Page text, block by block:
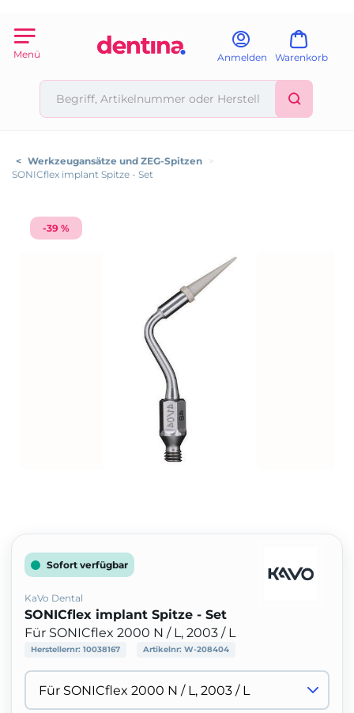
Menü Anmelden Warenkorb
< Werkzeugansätze und ZEG-Spitzen >
SONICflex implant Spitze - Set
-39 %
Sofort verfügbar
KaVo Dental
SONICflex implant Spitze - Set
Für SONICflex 2000 N / L, 2003 / L
Herstellernr: 10038167 Artikelnr: W-208404